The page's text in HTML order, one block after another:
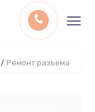
/ Ремонт разъема